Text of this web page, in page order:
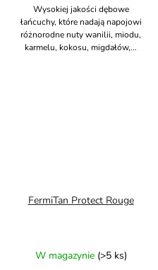
Wysokiej jakości dębowe
łańcuchy, które nadają napojowi
różnorodne nuty wanilii, miodu,
karmelu, kokosu, migdałów,...
FermiTan Protect Rouge
W magazynie (>5 ks)